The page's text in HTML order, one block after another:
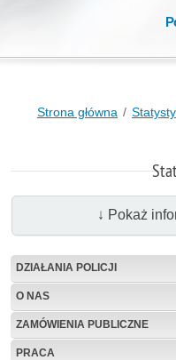
Strona główna
↓ Pokaż
DZIAŁANIA POLICJI
O NAS
ZAMÓWIENIA PUBLICZNE
PRACA